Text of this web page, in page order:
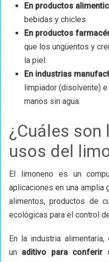
En productos
bebidas y chicles.
En productos
que los ungüentos y
la piel.
En industrias
limpiador (disolvente)
manos sin agua.
¿Cuáles
usos del
El limoneno es un
aplicaciones en una amplia
alimentos, productos de
ecológicas para el control
En la industria
un aditivo para conferir